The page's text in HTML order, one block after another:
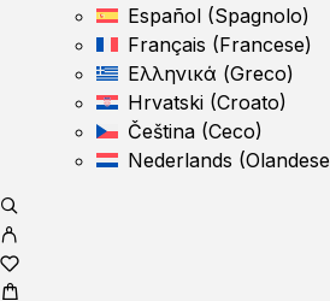
Español (Spagnolo)
Français (Francese)
Ελληνικά (Greco)
Hrvatski (Croato)
Čeština (Ceco)
Nederlands (Olandese